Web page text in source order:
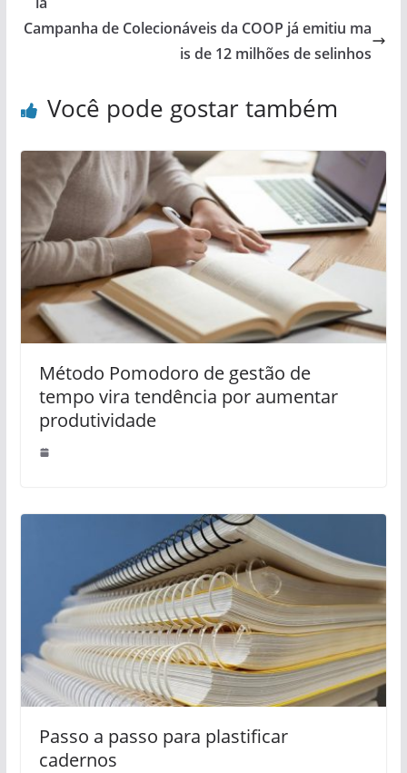
Campanha de Colecionáveis da COOP já emitiu ma
is de 12 milhões de selinhos
Você pode gostar também
Método Pomodoro de gestão de
tempo vira tendência por aumentar
produtividade
Passo a passo para plastificar
cadernos